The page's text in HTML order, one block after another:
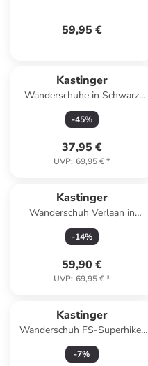
59,95 €
Kastinger
Wanderschuhe in Schwarz
Kombi
-45%
37,95 €
UVP: 69,95 €*
Kastinger
Wanderschuh Verlaan in
Schwarz
-14%
59,90 €
UVP: 69,95 €*
Kastinger
Wanderschuh FS-Superhiker
L in Blau
-7%